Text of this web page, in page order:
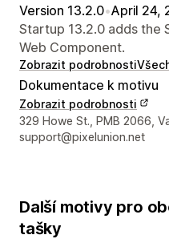
Version 13.2.0•April 24,
Startup 13.2.0 adds the
Web Component.
Zobrazit podrobnosti
Dokumentace k motivu
Zobrazit podrobnosti
Kontaktní údaje
329 Howe St., PMB 2066,
support@pixelunion.net
Další motivy pro
tašky